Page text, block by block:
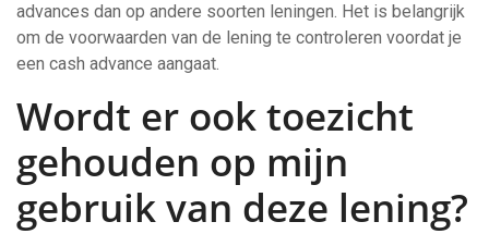
advances dan op andere soorten leningen. Het is belangrijk
om de voorwaarden van de lening te controleren voordat je
een cash advance aangaat.
Wordt er ook toezicht
gehouden op mijn
gebruik van deze lening?